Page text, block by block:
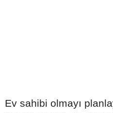
Ev sahibi olmayı